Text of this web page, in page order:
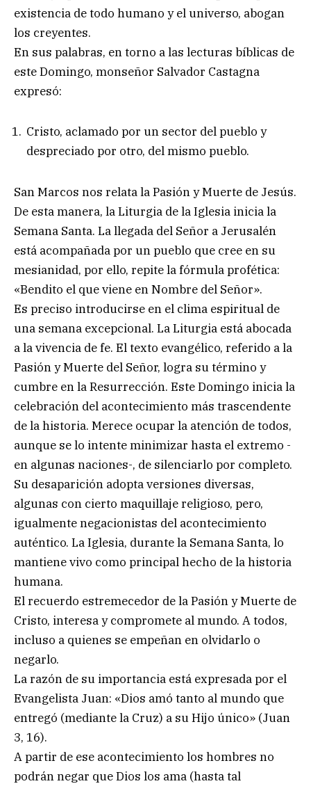
existencia de todo humano y el universo, abogan
los creyentes.
En sus palabras, en torno a las lecturas bíblicas de
este Domingo, monseñor Salvador Castagna
expresó:
Cristo, aclamado por un sector del pueblo y
despreciado por otro, del mismo pueblo.
San Marcos nos relata la Pasión y Muerte de Jesús.
De esta manera, la Liturgia de la Iglesia inicia la
Semana Santa. La llegada del Señor a Jerusalén
está acompañada por un pueblo que cree en su
mesianidad, por ello, repite la fórmula profética:
«Bendito el que viene en Nombre del Señor».
Es preciso introducirse en el clima espiritual de
una semana excepcional. La Liturgia está abocada
a la vivencia de fe. El texto evangélico, referido a la
Pasión y Muerte del Señor, logra su término y
cumbre en la Resurrección. Este Domingo inicia la
celebración del acontecimiento más trascendente
de la historia. Merece ocupar la atención de todos,
aunque se lo intente minimizar hasta el extremo -
en algunas naciones-, de silenciarlo por completo.
Su desaparición adopta versiones diversas,
algunas con cierto maquillaje religioso, pero,
igualmente negacionistas del acontecimiento
auténtico. La Iglesia, durante la Semana Santa, lo
mantiene vivo como principal hecho de la historia
humana.
El recuerdo estremecedor de la Pasión y Muerte de
Cristo, interesa y compromete al mundo. A todos,
incluso a quienes se empeñan en olvidarlo o
negarlo.
La razón de su importancia está expresada por el
Evangelista Juan: «Dios amó tanto al mundo que
entregó (mediante la Cruz) a su Hijo único» (Juan
3, 16).
A partir de ese acontecimiento los hombres no
podrán negar que Dios los ama (hasta tal